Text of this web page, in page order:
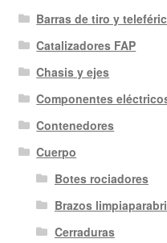
Barras de tiro y
Catalizadores FAP
Chasis y ejes
Componentes
Contenedores
Cuerpo
Botes rociadores
Brazos
Cerraduras